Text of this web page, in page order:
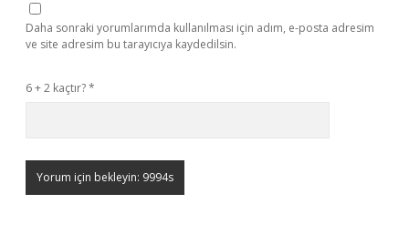
Daha sonraki yorumlarımda kullanılması için adım, e-posta adresim
ve site adresim bu tarayıcıya kaydedilsin.
6 + 2 kaçtır?*